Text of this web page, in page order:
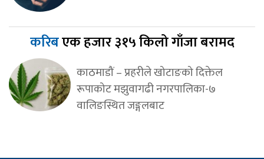
करिबएक हजार ३१५ किलो गाँजा बरामद
काठमाडौं – प्रहरीले खोटाङको दिक्तेल
रूपाकोट मझुवागढी नगरपालिका-७
वालिङस्थित जङ्गलबाट